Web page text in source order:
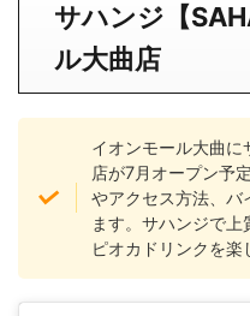
サハンジ【
ル大曲店
イオンモール大曲
店が7月オープン予
やアクセス方法、バ
ます。サハンジで
ピオカドリンクを楽